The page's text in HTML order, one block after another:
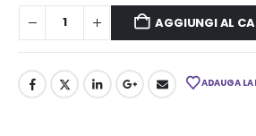
AGGIUNGI AL
ADAUGA LA